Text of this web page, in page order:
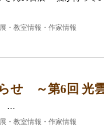
・教室情報・作家情報
せ ～第6回 光
…
・教室情報・作家情報